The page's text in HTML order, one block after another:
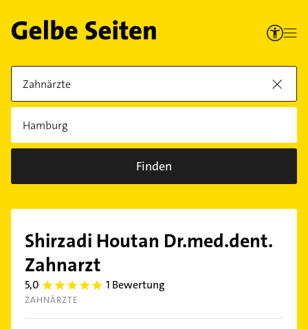
Finden
Shirzadi Houtan Dr.med.dent.
Zahnarzt
5,0 5.0 1 Bewertung
ZAHNÄRZTE